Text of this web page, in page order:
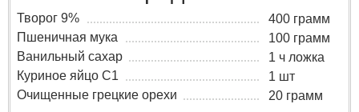
Творог 9%
400 грамм
Пшеничная мука
100 грамм
Ванильный сахар
1 ч ложка
Куриное яйцо C1
1 шт
Очищенные грецкие орехи
20 грамм